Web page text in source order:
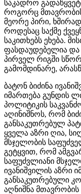
საკადრო
როგორც
მეორე პირი,
როდესაც საქმე
საკითხებს ეხება.
ფასდაუდებელია და
პირველ რიგში
გამომდინარე,
ბატონ ბიძინა
იმართება გუნდის
პოლიტიკის
აღინიშნოს, რომ
განსაკუთრებულ
ყველა აზრი ღია,
მსჯელობის
გეტყვით, რომ
საფუძვლიანი
ივანიშვილის აზრი
განსაკუთრებული
აღნიშნა მთავრობის